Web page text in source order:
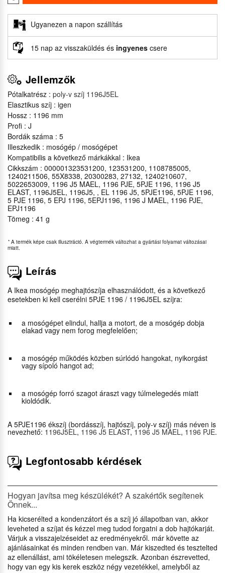
★★★★★
★★★★★ ★★★★★
★★★★★
Ugyanezen a napon szállítás
15 nap az visszaküldés és ingyenes csere
Jellemzők
Pótalkatrész : poly-v szíj 1196J5EL
Elasztikus szíj : igen
Hossz : 1196 mm
Profi : J
Bordák száma : 5
Illeszkedik : mosógép / mosógépet
Kompatibilis a következő márkákkal : Ikea
Cikkszám : 000001323531200, 123531200, 1108785005,
1240211506, 55X8338, 20300283, 27132, 1240210607,
5022653009, 1196 J5 MAEL, 1196 PJE, 5PJE 1196, 1196 J5
ELAST, 1196J5EL, 1196J5, , EL 1196 J5, 5PJE1196, 5PJE 1196,
5 PJE 1196, 5 EPJ 1196, 5EPJ1196, 1196 J MAEL, 1196 PJE,
EPJ1196
Tömeg : 41 g
* A termék képe csak illusztráció. A végtermék változhat a gyártási folyamat változásai
miatt.
Leírás
A Ikea mosógép meghajtószíja elhasználódott, és a következő
esetekben ki kell cserélni 5PJE 1196 / 1196J5EL szíjra:
a mosógépet elindul, hallja a motort, de a mosógép dobja
elakad vagy nem forog megfelelően;
a mosógép működés közben súrlódó hangokat, nyikorgást
vagy sípoló hangot ad;
a mosógép forró szagot áraszt vagy túlmelegedés miatt
kioldódik.
A 5PJE1196 ékszíj (bordásszíj, hajtószíj, poly-v szíj) más néven is
nevezhető: 1196J5EL, 1196 J5 ELAST,1196 J5 MAEL, 1196 PJE.
Legfontosabb kérdések
Hogyan javítsa meg készülékét? A szakértők segítenek
Önnek...
Ha kicserélted a kondenzátort és a szíj jó állapotban van, akkor
leveheted a szíjat és kézzel meg tudod forgatni a dob hajtókarját.
Várjuk a visszajelzéseidet az eredményekről. már követte az
ajánlásainkat és minden rendben van. Már kiszedted és tesztelted
az ellenállást, ami tökéletesen melegszik. Azonban észrevetted,
hogy van egy kis kerek eszköz négy vezetékkel, amelyből az